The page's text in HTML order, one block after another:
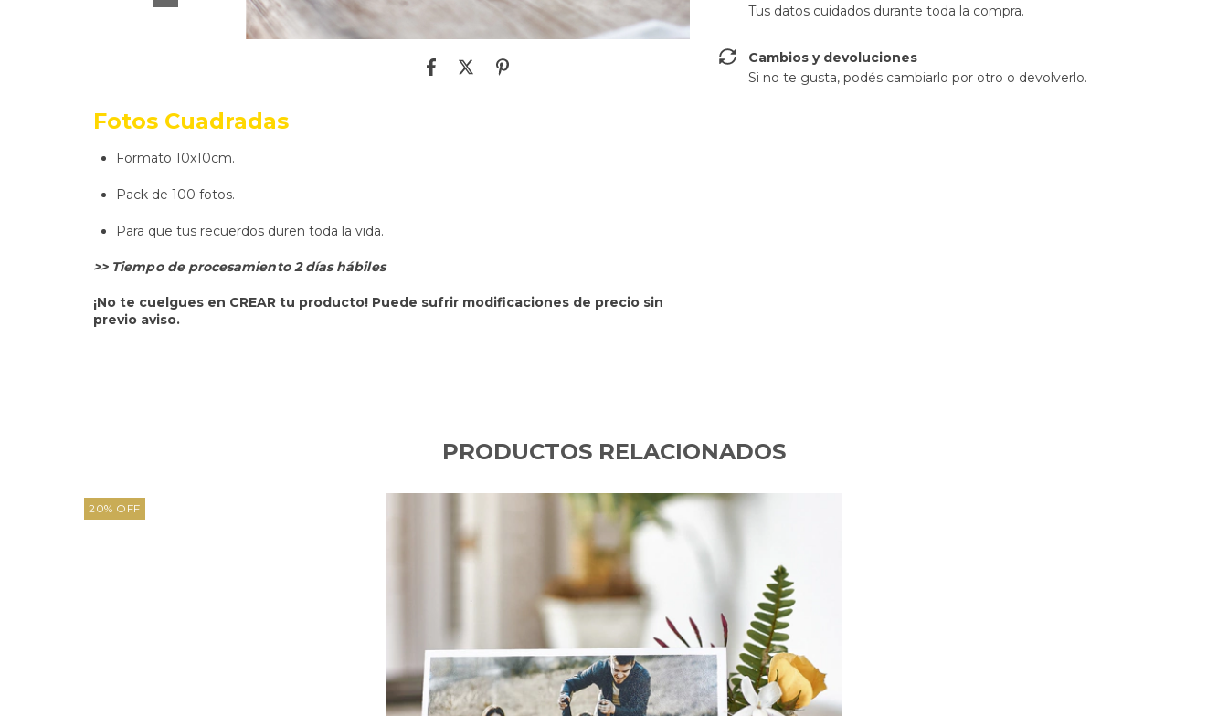
Fotos Cuadradas
Formato 10x10cm.
Pack de 100 fotos.
Para que tus recuerdos duren toda la vida.
>> Tiempo de procesamiento 2 días hábiles
¡No te cuelgues en CREAR tu producto! Puede sufrir modificaciones de precio sin
previo aviso.
Tus datos cuidados durante toda la compra.
Cambios y devoluciones
Si no te gusta, podés cambiarlo por otro o devolverlo.
PRODUCTOS RELACIONADOS
20% OFF